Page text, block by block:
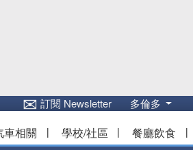
✉訂閱 Newsletter 多倫多
車相關 | 學校/社區 | 餐廳飲食 |